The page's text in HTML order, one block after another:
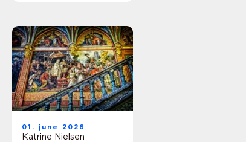
01. june 2026
Katrine Nielsen